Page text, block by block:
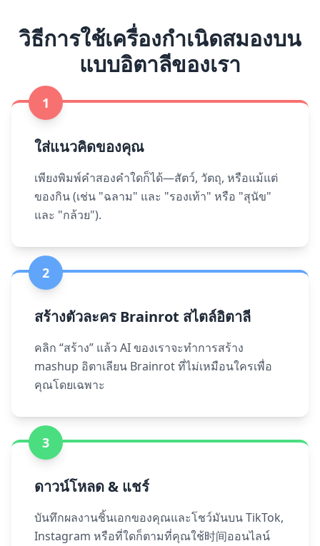
วิธีการใช้เครื่องกำเนิดสมองบน
แบบอิตาลีของเรา
1
ใส่แนวคิดของคุณ
เพียงพิมพ์คำสองคำใดก็ได้—สัตว์, วัตถุ, หรือแม้แต่
ของกิน (เช่น "ฉลาม" และ "รองเท้า" หรือ "สุนัข"
และ "กล้วย").
2
สร้างตัวละคร Brainrot สไตล์อิตาลี
คลิก “สร้าง” แล้ว AI ของเราจะทำการสร้าง
mashup อิตาเลียน Brainrot ที่ไม่เหมือนใครเพื่อ
คุณโดยเฉพาะ
3
ดาวน์โหลด & แชร์
บันทึกผลงานชิ้นเอกของคุณและโชว์มันบน TikTok,
Instagram หรือที่ใดก็ตามที่คุณใช้时间ออนไลน์